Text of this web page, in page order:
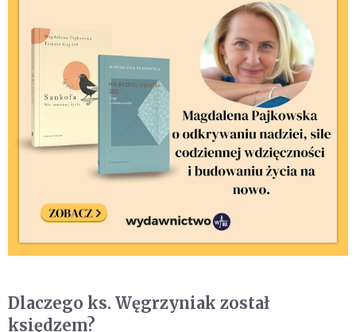
Dlaczego ks. Węgrzyniak został
księdzem?